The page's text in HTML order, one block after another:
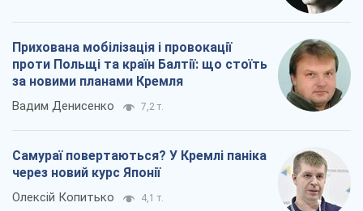
Прихована мобілізація і провокації
проти Польщі та країн Балтії: що стоїть
за новими планами Кремля
Вадим Денисенко 7,2 т.
Самураї повертаються? У Кремлі паніка
через новий курс Японії
Олексій Копитько 4,1 т.